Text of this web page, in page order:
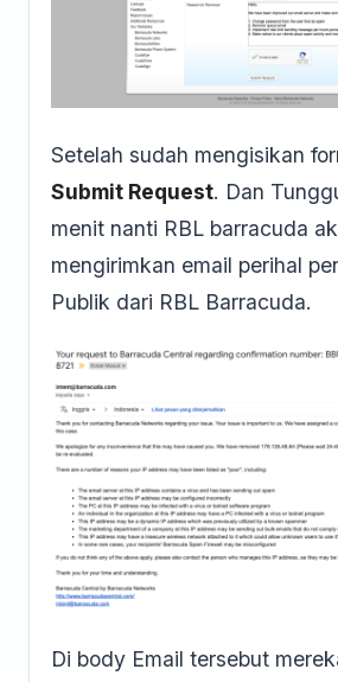
Setelah sudah mengisikan
Submit Request. Dan
menit nanti RBL barracuda
mengirimkan email perihal
Publik dari RBL Barracuda.
Di body Email tersebut